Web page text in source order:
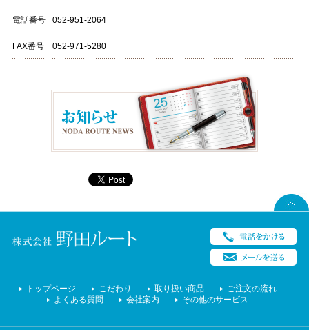
電話番号 052-951-2064
FAX番号 052-971-5280
トップページ こだわり 取り扱い商品
ご注文の流れ
よくある質問
会社案内 その他のサービス